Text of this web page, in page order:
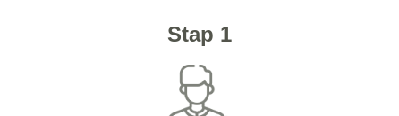
Stap 1